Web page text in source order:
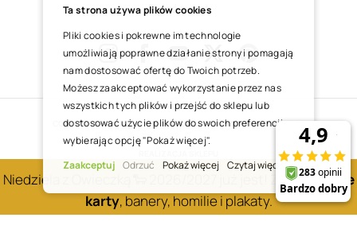
Niedziela z Owieczką 🐑 2026/2027 już jest! Zobacznowe
karty, banery, homilie i plakaty.
Zgłoś zwrot
InstagramFacebookYoutube
X Pinterest
COPYRIGHT © 2025 ŚWIĘTY WOJCIECH DOM MEDIALNY SP. Z O.O.
Ta strona używa plików cookies
Pliki cookies i pokrewne im technologie
umożliwiają poprawne działanie strony i pomagają
nam dostosować ofertę do Twoich potrzeb.
Możesz zaakceptować wykorzystanie przez nas
wszystkich tych plików i przejść do sklepu lub
dostosować użycie plików do swoich preferencji,
wybierając opcję "Pokaż więcej".
Zaakceptuj Odrzuć Pokaż więcej Czytaj więcej